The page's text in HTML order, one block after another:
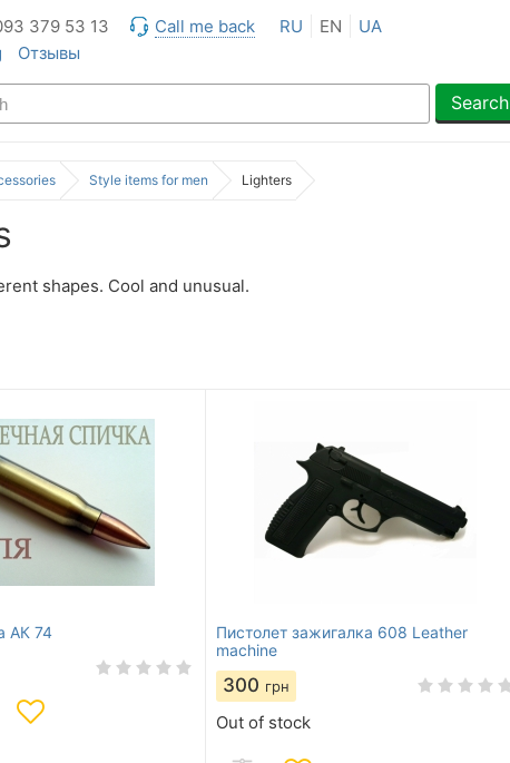
379 53 13 Call me back RU EN UA
Отзывы
Search
Style items for men Lighters
shapes. Cool and unusual.
АК 74
Пистолет зажигалка 608 Leather
machine
300 грн
Out of stock